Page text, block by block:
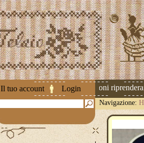
Il tuo account Login
Attenzione ! Le spedizioni
Navigazione:
rosa